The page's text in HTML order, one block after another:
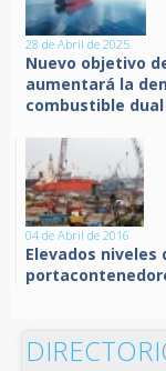
28 de Abril de 2025
Nuevo objetivo
aumentará la
combustible dual
04 de Abril de 2016
Elevados